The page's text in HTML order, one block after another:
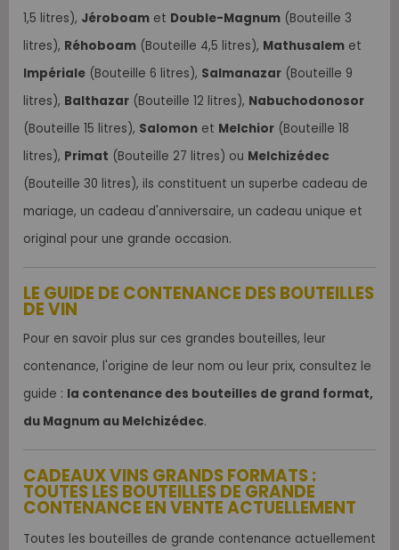
1,5 litres), Jéroboam et Double-Magnum (Bouteille 3
litres), Réhoboam (Bouteille 4,5 litres), Mathusalem et
Impériale (Bouteille 6 litres), Salmanazar (Bouteille 9
litres), Balthazar (Bouteille 12 litres), Nabuchodonosor
(Bouteille 15 litres), Salomon et Melchior (Bouteille 18
litres), Primat (Bouteille 27 litres) ou Melchizédec
(Bouteille 30 litres), ils constituent un superbe cadeau de
mariage, un cadeau d'anniversaire, un cadeau unique et
original pour une grande occasion.
LE GUIDE DE CONTENANCE DES BOUTEILLES
DE VIN
Pour en savoir plus sur ces grandes bouteilles, leur
contenance, l'origine de leur nom ou leur prix, consultez le
guide : la contenance des bouteilles de grand format,
du Magnum au Melchizédec.
CADEAUX VINS GRANDS FORMATS :
TOUTES LES BOUTEILLES DE GRANDE
CONTENANCE EN VENTE ACTUELLEMENT
Toutes les bouteilles de grande contenance actuellement